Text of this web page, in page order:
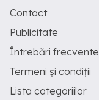
Contact
Publicitate
Întrebări frecvente
Termeni și condiții
Lista categoriilor